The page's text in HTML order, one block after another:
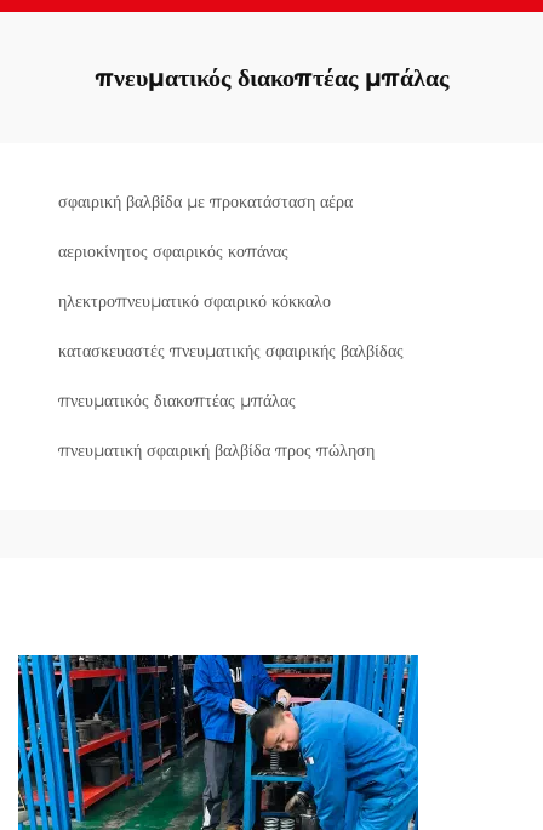
πνευματικός διακοπτέας μπάλας
σφαιρική βαλβίδα με προκατάσταση αέρα
αεριοκίνητος σφαιρικός κοπάνας
ηλεκτροπνευματικό σφαιρικό κόκκαλο
κατασκευαστές πνευματικής σφαιρικής βαλβίδας
πνευματικός διακοπτέας μπάλας
πνευματική σφαιρική βαλβίδα προς πώληση